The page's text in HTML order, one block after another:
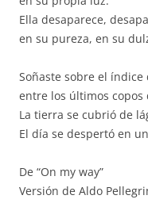
Ella desaparece,
en su pureza, en su
Soñaste sobre el índice
entre los últimos copos
La tierra se cubrió de
El día se despertó en
De “On my way”
Versión de Aldo